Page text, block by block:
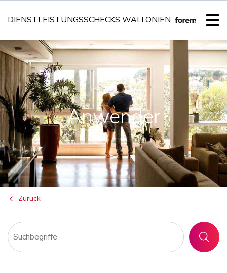
DIENSTLEISTUNGSSCHECKS WALLONIEN
Anwender
Zurück
SUCHEN